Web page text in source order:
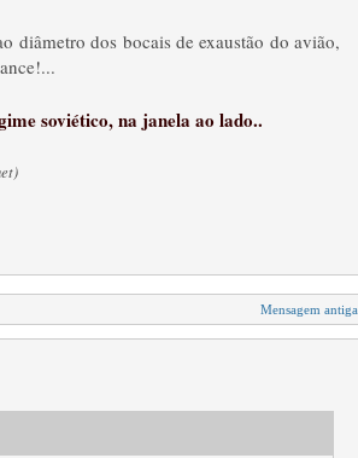
diâmetro dos bocais de exaustão do avião,
soviético, na janela ao lado..
Mensagem antiga